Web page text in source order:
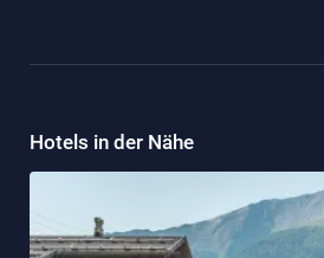
Hotels in der Nähe